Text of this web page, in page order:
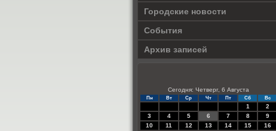
Городские новости
События
Архив записей
Сегодня: Четверг, 6 Августа
Пн Вт Ср Чт Пт Сб Вс
1
2
3
4 5 6 7 8
9
10
11 12 13 14 15
16